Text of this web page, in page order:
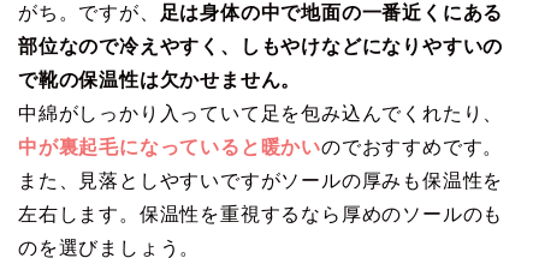
がち。ですが、
足は身体の中で地面の一番近くにある
部位なので冷えやすく、しもやけなどになりやすいの
で靴の保温性は欠かせません。
中綿がしっかり入っていて足を包み込んでくれたり、
中が裏起毛になっていると暖かいのでおすすめです。
また、見落としやすいですがソールの厚みも保温性を
左右します。保温性を重視するなら厚めのソールのも
のを選びましょう。